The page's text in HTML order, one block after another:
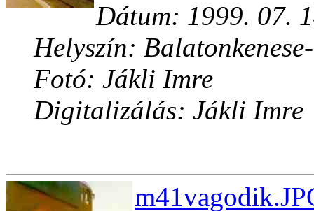
Dátum: 1999. 07.
Helyszín:
Fotó: Jákli Imre
Digitalizálás: Jákli Imre